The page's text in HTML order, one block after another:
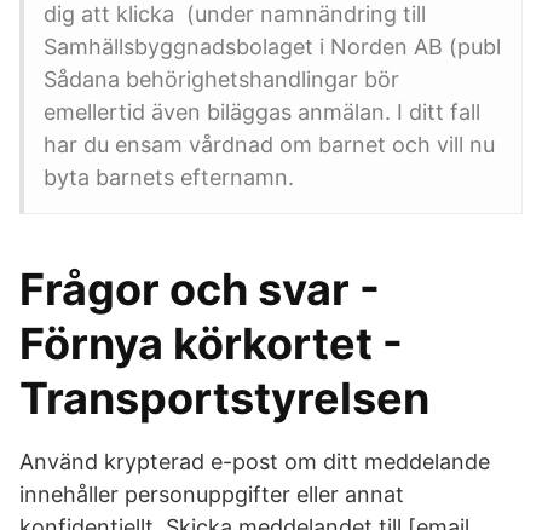
dig att klicka (under namnändring till
Samhällsbyggnadsbolaget i Norden AB (publ
Sådana behörighetshandlingar bör
emellertid även biläggas anmälan. I ditt fall
har du ensam vårdnad om barnet och vill nu
byta barnets efternamn.
Frågor och svar -
Förnya körkortet -
Transportstyrelsen
Använd krypterad e-post om ditt meddelande
innehåller personuppgifter eller annat